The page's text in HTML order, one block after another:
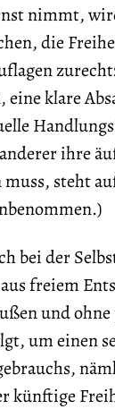
nimmt,
die
klare
ihre
steht
bei der
freiem
und
um einen
künftige